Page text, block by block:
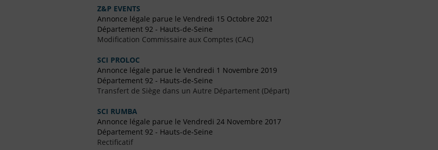
Z&P EVENTS
Annonce légale parue le Vendredi 15 Octobre 2021
Département 92 - Hauts-de-Seine
Modification Commissaire aux Comptes (CAC)
SCI PROLOC
Annonce légale parue le Vendredi 1 Novembre 2019
Département 92 - Hauts-de-Seine
Transfert de Siège dans un Autre Département (Départ)
SCI RUMBA
Annonce légale parue le Vendredi 24 Novembre 2017
Département 92 - Hauts-de-Seine
Rectificatif